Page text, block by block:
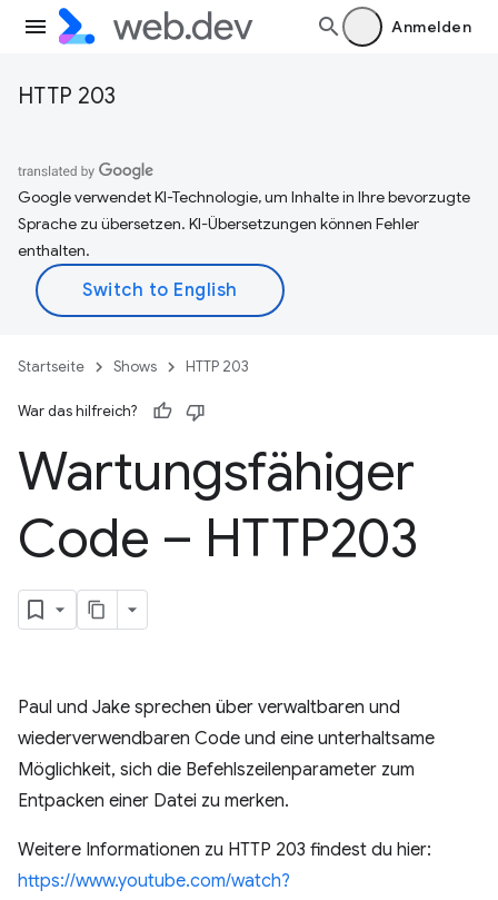
Anmelden
HTTP 203
Google verwendet KI-Technologie, um Inhalte in Ihre bevorzugte
Sprache zu übersetzen. KI-Übersetzungen können Fehler
enthalten.
Startseite Shows HTTP 203
War das hilfreich?
Wartungsfähiger
Code – HTTP203
Paul und Jake sprechen über verwaltbaren und
wiederverwendbaren Code und eine unterhaltsame
Möglichkeit, sich die Befehlszeilenparameter zum
Entpacken einer Datei zu merken.
Weitere Informationen zu HTTP 203 findest du hier:
https://www.youtube.com/watch?